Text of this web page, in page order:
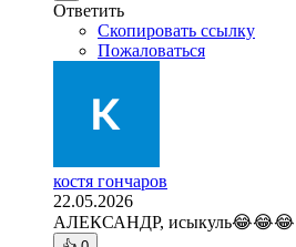
Ответить
Скопировать ссылку
Пожаловаться
костя гончаров
22.05.2026
АЛЕКСАНДР, исыкуль😂😂😂